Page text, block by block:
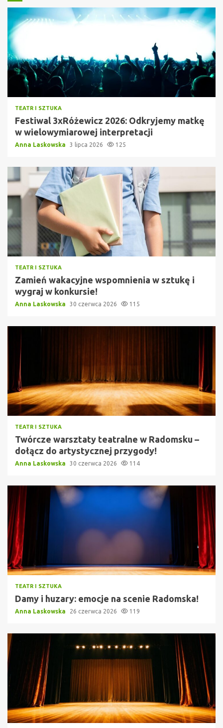
TEATR I SZTUKA
Festiwal 3xRóżewicz 2026: Odkryjemy matkę
w wielowymiarowej interpretacji
Anna Laskowska 3 lipca 2026 125
TEATR I SZTUKA
Zamień wakacyjne wspomnienia w sztukę i
wygraj w konkursie!
Anna Laskowska 30 czerwca 2026 115
TEATR I SZTUKA
Twórcze warsztaty teatralne w Radomsku –
dołącz do artystycznej przygody!
Anna Laskowska 30 czerwca 2026 114
TEATR I SZTUKA
Damy i huzary: emocje na scenie Radomska!
Anna Laskowska 26 czerwca 2026 119